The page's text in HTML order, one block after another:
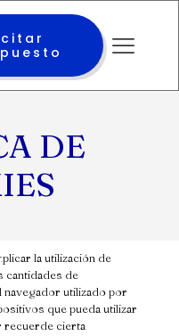
DE
la utilización de
cantidades de
navegador utilizado por
que pueda utilizar
recuerde cierta